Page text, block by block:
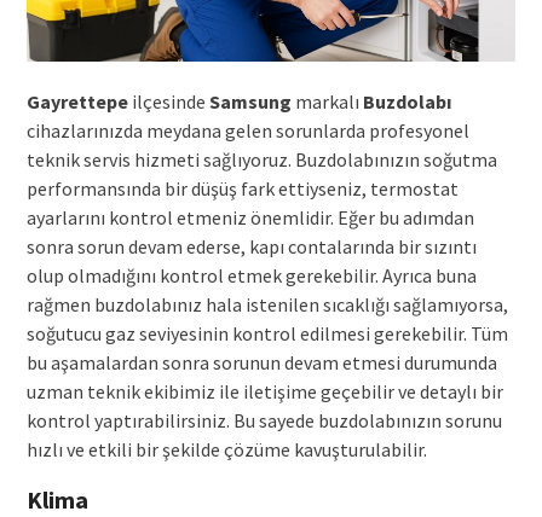
Gayrettepeilçesinde Samsung markalı Buzdolabı
cihazlarınızda meydana gelen sorunlarda profesyonel
teknik servis hizmeti sağlıyoruz. Buzdolabınızın soğutma
performansında bir düşüş fark ettiyseniz, termostat
ayarlarını kontrol etmeniz önemlidir. Eğer bu adımdan
sonra sorun devam ederse, kapı contalarında bir sızıntı
olup olmadığını kontrol etmek gerekebilir. Ayrıca buna
rağmen buzdolabınız hala istenilen sıcaklığı sağlamıyorsa,
soğutucu gaz seviyesinin kontrol edilmesi gerekebilir. Tüm
bu aşamalardan sonra sorunun devam etmesi durumunda
uzman teknik ekibimiz ile iletişime geçebilir ve detaylı bir
kontrol yaptırabilirsiniz. Bu sayede buzdolabınızın sorunu
hızlı ve etkili bir şekilde çözüme kavuşturulabilir.
Klima